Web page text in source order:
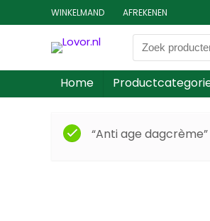
WINKELMAND AFREKENEN
Home
“Anti age